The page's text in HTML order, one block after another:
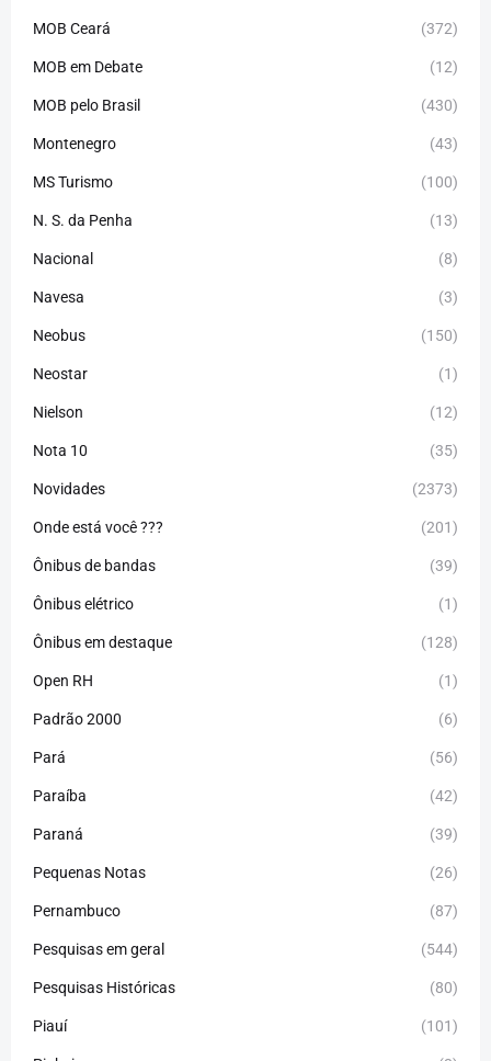
MOB Ceará (372)
MOB em Debate (12)
MOB pelo Brasil (430)
Montenegro (43)
MS Turismo (100)
N. S. da Penha (13)
Nacional (8)
Navesa (3)
Neobus (150)
Neostar (1)
Nielson (12)
Nota 10 (35)
Novidades (2373)
Onde está você ??? (201)
Ônibus de bandas (39)
Ônibus elétrico (1)
Ônibus em destaque (128)
Open RH (1)
Padrão 2000 (6)
Pará (56)
Paraíba (42)
Paraná (39)
Pequenas Notas (26)
Pernambuco (87)
Pesquisas em geral (544)
Pesquisas Históricas (80)
Piauí (101)